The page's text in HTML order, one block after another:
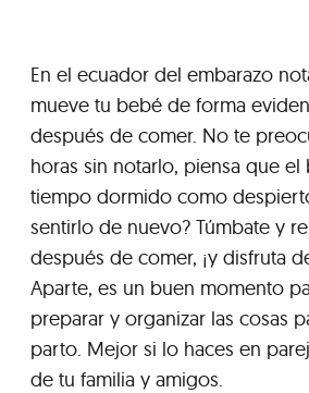
En el ecuador del embarazo
mueve tu bebé de forma
después de comer. No te
horas sin notarlo, piensa que el
tiempo dormido como
sentirlo de nuevo? Túmbate y
después de comer, ¡y disfruta
Aparte, es un buen momento
preparar y organizar las cosas
parto. Mejor si lo haces en
de tu familia y amigos.